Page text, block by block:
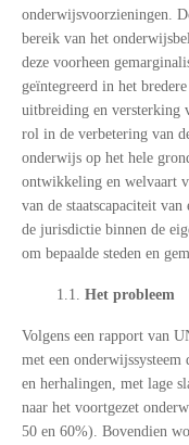
onderwijsvoorzieningen.
bereik van het
deze voorheen
geïntegreerd in het
uitbreiding en versterking
rol in de verbetering van
onderwijs op het hele
ontwikkeling en welvaart
van de staatscapaciteit
de jurisdictie binnen de
om bepaalde steden en
1.1. Het probleem
Volgens een rapport van
met een
en herhalingen, met lage
naar het voortgezet
50 en 60%). Bovendien